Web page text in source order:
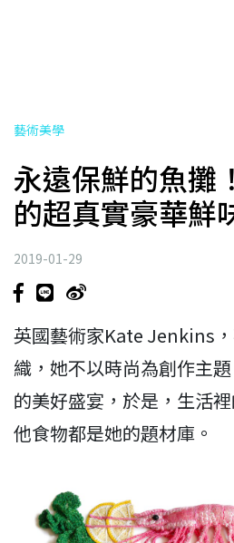
藝術美學
永遠保鮮的魚攤
的超真實豪華鮮
2019-01-29
英國藝術家Kate Jenkins
織，她不以時尚為創作主
的美好盛宴，於是，生活
他食物都是她的題材庫。